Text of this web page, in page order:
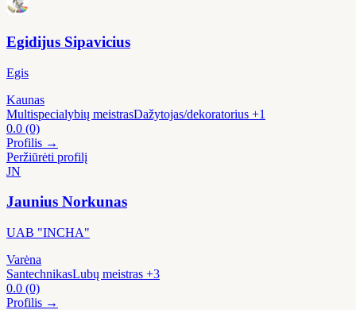
Egidijus Sipavicius
Egis
Kaunas
Multispecialybių meistrasDažytojas/dekoratorius +1
0.0 (0)
Profilis →
Peržiūrėti profilį
JN
Jaunius Norkunas
UAB "INCHA"
Varėna
SantechnikasLubų meistras +3
0.0 (0)
Profilis →